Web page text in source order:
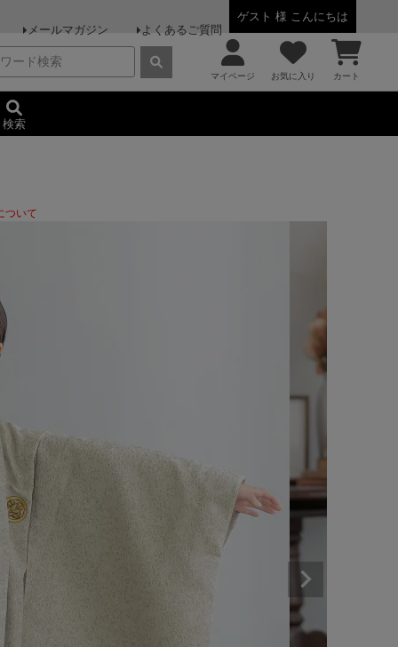
ゲスト 様 こんにちは
メールマガジン
よくあるご質問
マイページ お気に入り カート
検索
ついて